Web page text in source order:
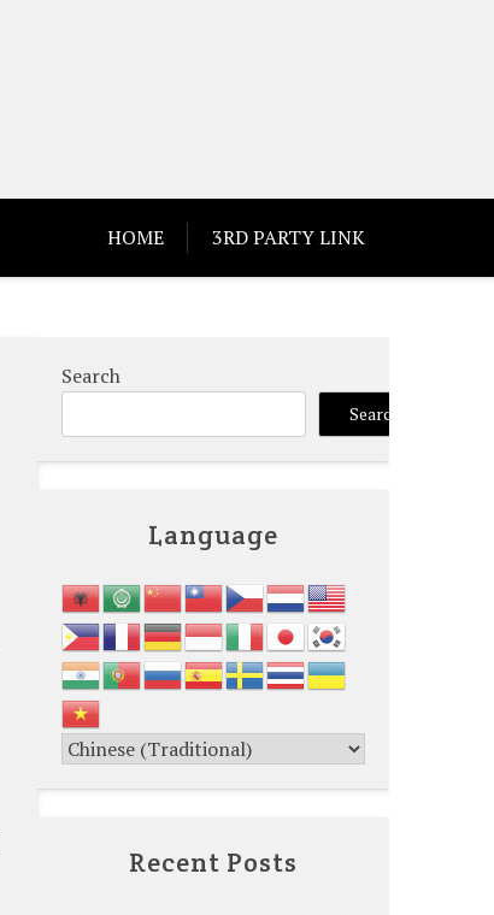
HOME 3RD PARTY LINK
Search
Search
Language
Recent Posts